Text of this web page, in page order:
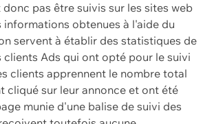
pas être suivis sur les sites web
informations obtenues à l'aide du
servent à établir des statistiques de
clients Ads qui ont opté pour le suivi
clients apprennent le nombre total
cliqué sur leur annonce et ont été
munie d'une balise de suivi des